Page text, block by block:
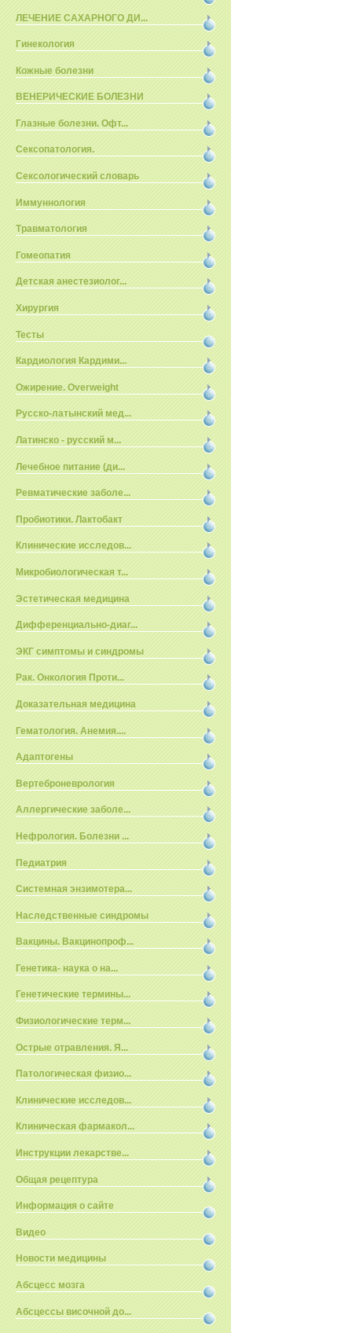
ЛЕЧЕНИЕ САХАРНОГО ДИ...
Гинекология
Кожные болезни
ВЕНЕРИЧЕСКИЕ БОЛЕЗНИ
Глазные болезни. Офт...
Сексопатология.
Сексологический словарь
Иммуннология
Травматология
Гомеопатия
Детская анестезиолог...
Хирургия
Тесты
Кардиология Кардими...
Ожирение. Overweight
Русско-латынский мед...
Латинско - русский м...
Лечебное питание (ди...
Ревматические заболе...
Пробиотики. Лактобакт
Клинические исследов...
Микробиологическая т...
Эстетическая медицина
Дифференциально-диаг...
ЭКГ симптомы и синдромы
Рак. Онкология Проти...
Доказательная медицина
Гематология. Анемия....
Адаптогены
Вертеброневрология
Аллергические заболе...
Нефрология. Болезни ...
Педиатрия
Системная энзимотера...
Наследственные синдромы
Вакцины. Вакцинопроф...
Генетика- наука о на...
Генетические термины...
Физиологические терм...
Острые отравления. Я...
Патологическая физио...
Клинические исследов...
Клиническая фармакол...
Инструкции лекарстве...
Общая рецептура
Информация о сайте
Видео
Новости медицины
Абсцесс мозга
Абсцессы височной до...